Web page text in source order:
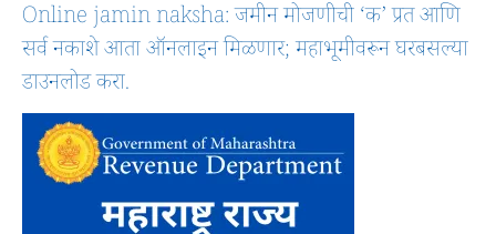
Online jamin naksha: जमीन मोजणीची ‘क’ प्रत आणि
सर्व नकाशे आता ऑनलाइन मिळणार; महाभूमीवरून घरबसल्या
डाउनलोड करा.